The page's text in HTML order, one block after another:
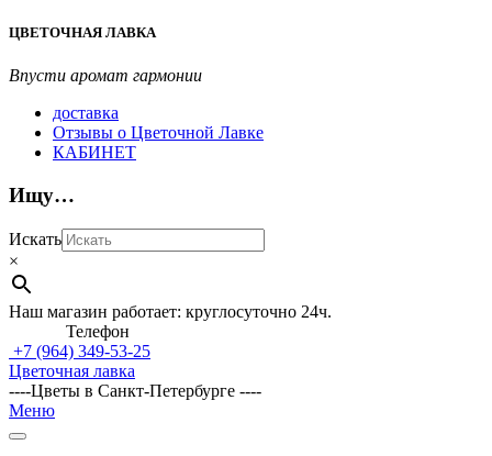
Перейти
содержимому
ЦВЕТОЧНАЯ ЛАВКА
Впусти аромат гармонии
доставка
Отзывы о Цветочной Лавке
КАБИНЕТ
Ищу…
Искать
×
Наш магазин работает: круглосуточно 24ч.
Телефон
+7 (964) 349-53-25
Цветочная лавка
----Цветы в Санкт-Петербурге ----
Главное
навигационное
Меню